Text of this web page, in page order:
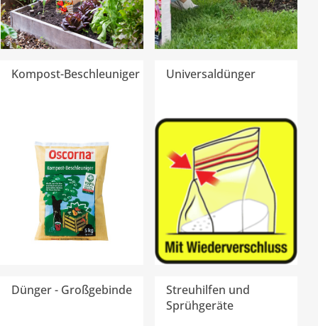
Kompost-Beschleuniger Universaldünger
Dünger - Großgebinde
Streuhilfen und
Sprühgeräte